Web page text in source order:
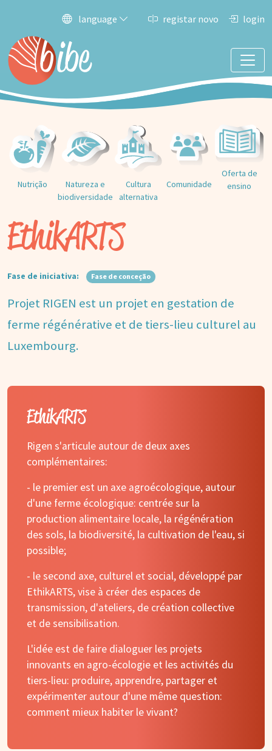
language registar novo login
Nutrição
Natureza e
biodiversidade
Cultura
alternativa
Comunidade
Oferta de
ensino
EthikARTS
Fase de iniciativa: Fase de conceção
Projet RIGEN est un projet en gestation de
ferme régénérative et de tiers-lieu culturel au
Luxembourg.
EthikARTS
Rigen s'articule autour de deux axes
complémentaires:
- le premier est un axe agroécologique, autour
d'une ferme écologique: centrée sur la
production alimentaire locale, la régénération
des sols, la biodiversité, la cultivation de l'eau, si
possible;
- le second axe, culturel et social, développé par
EthikARTS, vise à créer des espaces de
transmission, d'ateliers, de création collective
et de sensibilisation.
L'idée est de faire dialoguer les projets
innovants en agro-écologie et les activités du
tiers-lieu: produire, apprendre, partager et
expérimenter autour d'une même question:
comment mieux habiter le vivant?